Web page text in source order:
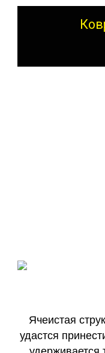
Ячеистая
удастся